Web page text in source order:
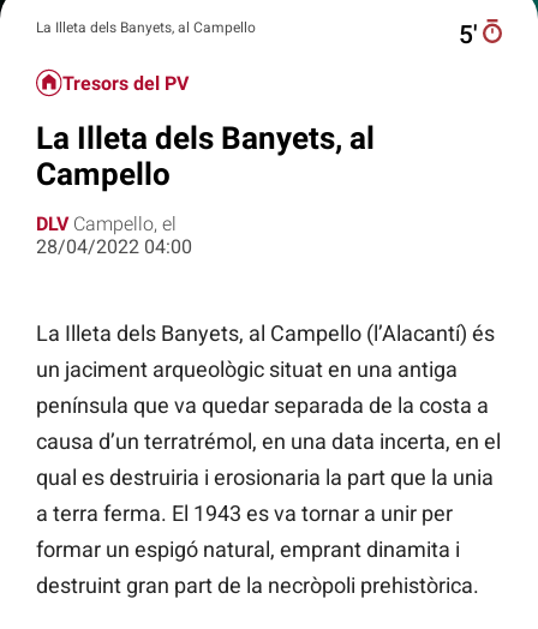
La Illeta dels Banyets, al Campello 5′
Tresors del PV
La Illeta dels Banyets, al
Campello
DLV Campello, el
28/04/2022 04:00
La Illeta dels Banyets, al Campello (l’Alacantí) és
un jaciment arqueològic situat en una antiga
península que va quedar separada de la costa a
causa d’un terratrémol, en una data incerta, en el
qual es destruiria i erosionaria la part que la unia
a terra ferma. El 1943 es va tornar a unir per
formar un espigó natural, emprant dinamita i
destruint gran part de la necròpoli prehistòrica.